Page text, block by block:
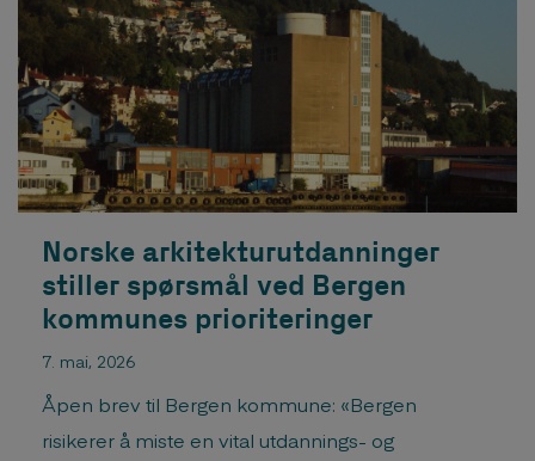
Norske arkitekturutdanninger
stiller spørsmål ved Bergen
kommunes prioriteringer
7. mai, 2026
Åpen brev til Bergen kommune: «Bergen
risikerer å miste en vital utdannings- og